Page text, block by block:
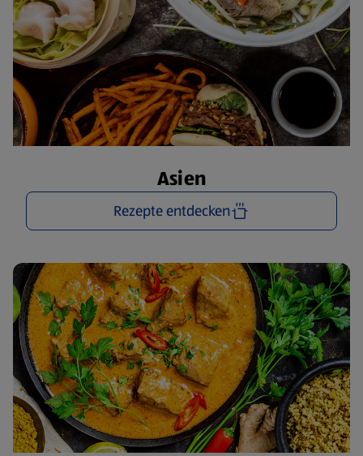
Asien
Rezepte entdecken